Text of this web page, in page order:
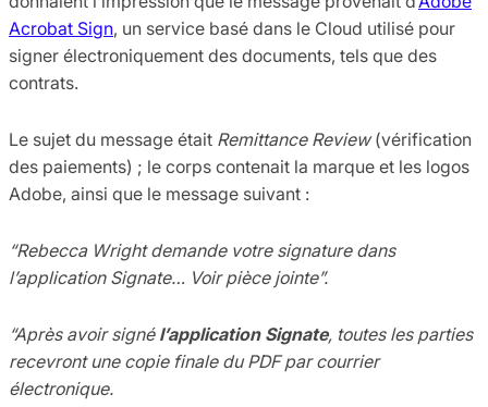
Acrobat Sign, un service basé dans le Cloud utilisé pour
signer électroniquement des documents, tels que des
contrats.
Le sujet du message était Remittance Review(vérification
des paiements) ; le corps contenait la marque et les logos
Adobe, ainsi que le message suivant :
“Rebecca Wright demande votre signature dans
l’application Signate… Voir pièce jointe”.
“Après avoir signé l’application Signate, toutes les parties
recevront une copie finale du PDF par courrier
électronique.